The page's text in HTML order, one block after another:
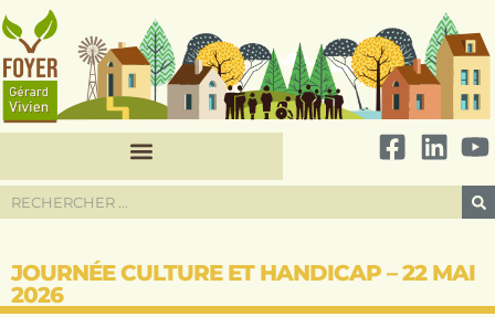
JOURNÉE CULTURE ET HANDICAP – 22 MAI
2026